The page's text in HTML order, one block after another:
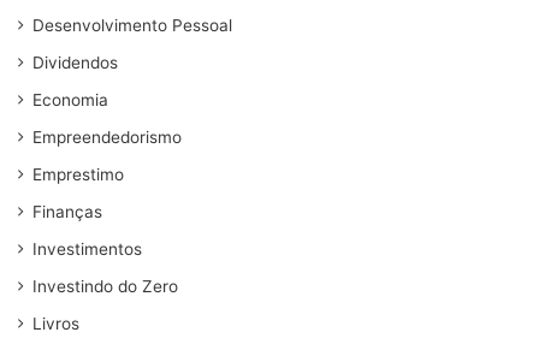
Desenvolvimento Pessoal
Dividendos
Economia
Empreendedorismo
Emprestimo
Finanças
Investimentos
Investindo do Zero
Livros